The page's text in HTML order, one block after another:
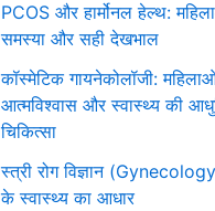
PCOS और हार्मोनल हेल्थ:
समस्या और सही देखभाल
कॉस्मेटिक गायनेकोलॉजी:
आत्मविश्वास और स्वास्थ्य की
चिकित्सा
स्त्री रोग विज्ञान
के स्वास्थ्य का आधार